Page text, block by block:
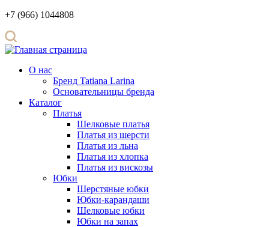
+7 (966) 1044808
О нас
Бренд Tatiana Larina
Основательницы бренда
Каталог
Платья
Шелковые платья
Платья из шерсти
Платья из льна
Платья из хлопка
Платья из вискозы
Юбки
Шерстяные юбки
Юбки-карандаши
Шелковые юбки
Юбки на запах